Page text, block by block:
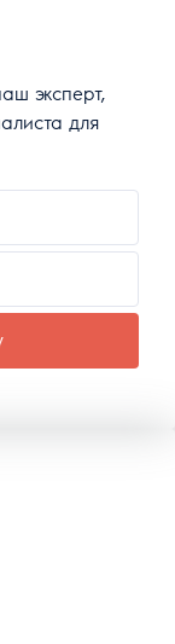
эксперт,
для